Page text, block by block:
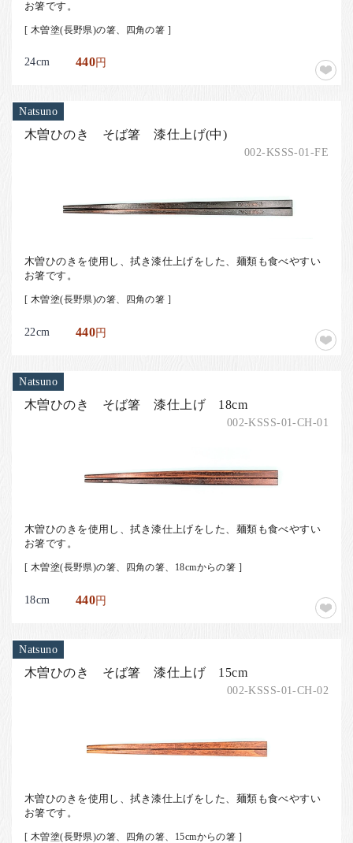
お箸です。
[ 木曽塗(長野県)の箸、四角の箸 ]
24cm 440円
Natsuno
木曽ひのき そば箸 漆仕上げ(中)
002-KSSS-01-FE
木曽ひのきを使用し、拭き漆仕上げをした、麺類も食べやすい
お箸です。
[ 木曽塗(長野県)の箸、四角の箸 ]
22cm 440円
Natsuno
木曽ひのき そば箸 漆仕上げ 18cm
002-KSSS-01-CH-01
木曽ひのきを使用し、拭き漆仕上げをした、麺類も食べやすい
お箸です。
[ 木曽塗(長野県)の箸、四角の箸、18cmからの箸 ]
18cm 440円
Natsuno
木曽ひのき そば箸 漆仕上げ 15cm
002-KSSS-01-CH-02
木曽ひのきを使用し、拭き漆仕上げをした、麺類も食べやすい
お箸です。
[ 木曽塗(長野県)の箸、四角の箸、15cmからの箸 ]